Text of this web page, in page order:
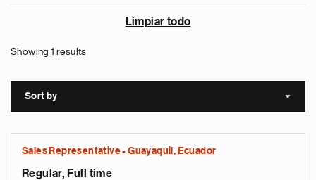
Limpiar todo
Showing 1 results
Sort by Sort
Sales Representative - Guayaquil, Ecuador
Regular, Full time